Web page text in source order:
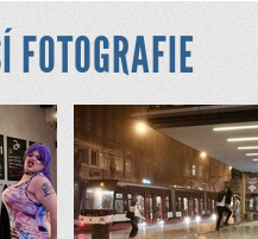
FOTOGRAFIE